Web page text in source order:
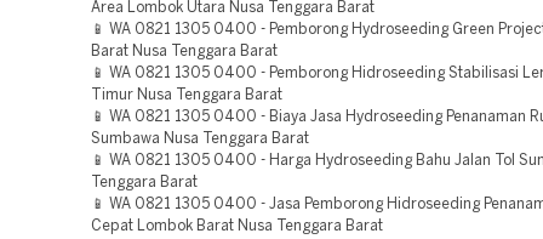
Area Lombok Utara Nusa Tenggara Barat
📱 WA 0821 1305 0400 - Pemborong Hydroseeding Green
Barat Nusa Tenggara Barat
📱 WA 0821 1305 0400 - Pemborong Hidroseeding Stabilisasi
Timur Nusa Tenggara Barat
📱 WA 0821 1305 0400 - Biaya Jasa Hydroseeding Penanaman
Sumbawa Nusa Tenggara Barat
📱 WA 0821 1305 0400 - Harga Hydroseeding Bahu Jalan Tol
Tenggara Barat
📱 WA 0821 1305 0400 - Jasa Pemborong Hidroseeding
Cepat Lombok Barat Nusa Tenggara Barat